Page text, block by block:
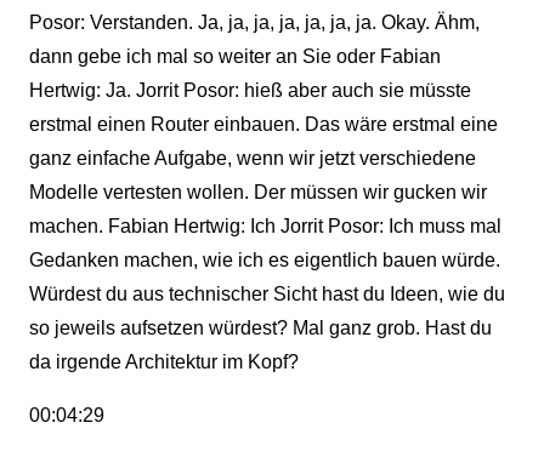
Posor: Verstanden. Ja, ja, ja, ja, ja, ja, ja. Okay. Ähm,
dann gebe ich mal so weiter an Sie oder Fabian
Hertwig: Ja. Jorrit Posor: hieß aber auch sie müsste
erstmal einen Router einbauen. Das wäre erstmal eine
ganz einfache Aufgabe, wenn wir jetzt verschiedene
Modelle vertesten wollen. Der müssen wir gucken wir
machen. Fabian Hertwig: Ich Jorrit Posor: Ich muss mal
Gedanken machen, wie ich es eigentlich bauen würde.
Würdest du aus technischer Sicht hast du Ideen, wie du
so jeweils aufsetzen würdest? Mal ganz grob. Hast du
da irgende Architektur im Kopf?
00:04:29